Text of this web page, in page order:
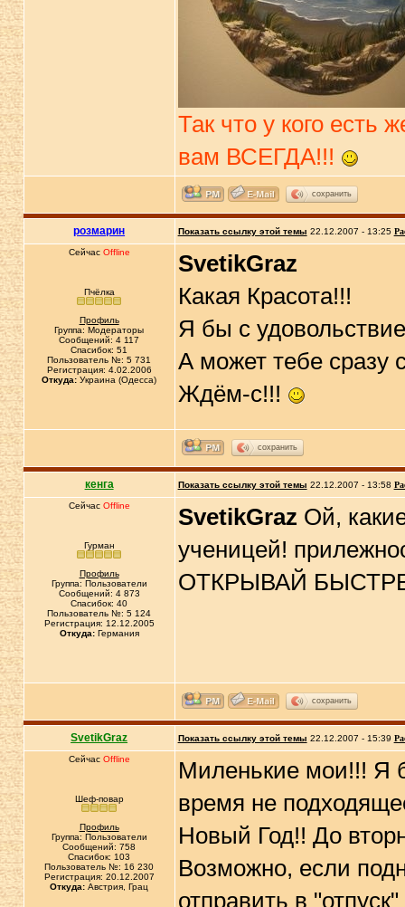
Так что у кого есть
вам ВСЕГДА!!!
сохранить
розмарин Показать ссылку этой темы 22.12.2007 - 13:25
Сейчас Offline
Пчёлка
Профиль
Группа: Модераторы
Сообщений: 4 117
Спасибок: 51
Пользователь №: 5 731
Регистрация: 4.02.2006
Откуда: Украина (Одесса)
SvetikGraz
Какая Красота!!!
Я бы с
А может тебе сразу
Ждём-с!!!
сохранить
кенга Показать ссылку этой темы 22.12.2007 - 13:58
Сейчас Offline
Гурман
Профиль
Группа: Пользователи
Сообщений: 4 873
Спасибок: 40
Пользователь №: 5 124
Регистрация: 12.12.2005
Откуда:Германия
SvetikGraz Ой,
ученицей!
ОТКРЫВАЙ
сохранить
SvetikGraz Показать ссылку этой темы 22.12.2007 - 15:39
Сейчас Offline
Шеф-повар
Профиль
Группа: Пользователи
Сообщений: 758
Спасибок: 103
Пользователь №: 16 230
Регистрация: 20.12.2007
Откуда: Австрия, Грац
Миленькие мои!!! Я
время не
Новый Год!! До
Возможно, если
отправить в